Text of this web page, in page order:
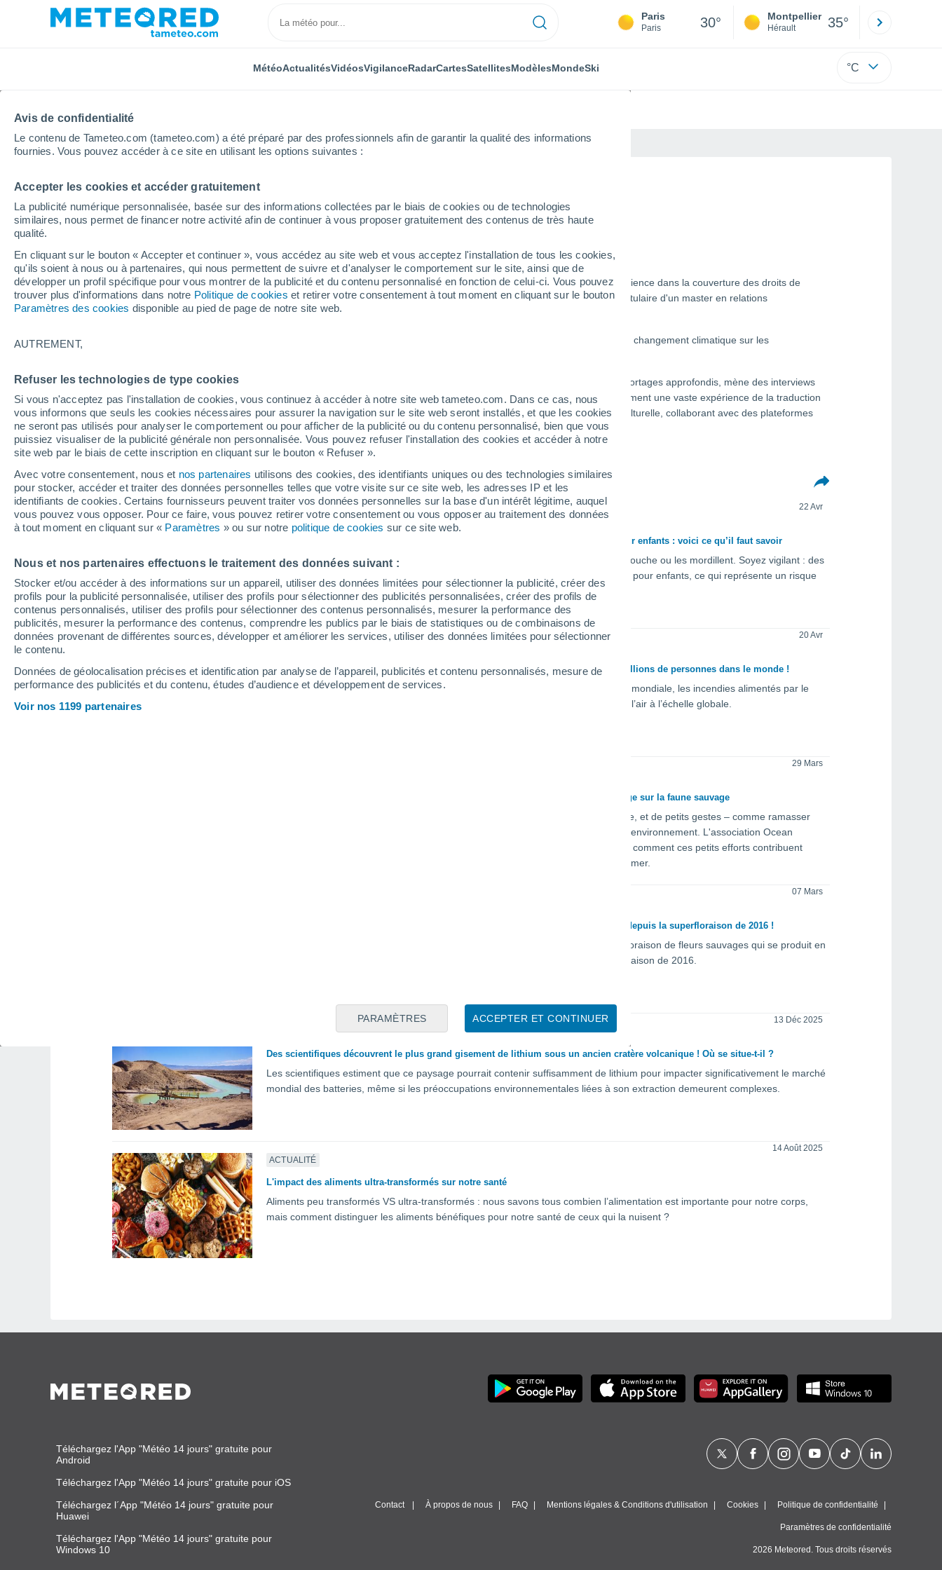
Avis de confidentialité
Le contenu de Tameteo.com (tameteo.com) a été préparé par des professionnels afin de garantir la qualité des informations
fournies. Vous pouvez accéder à ce site en utilisant les options suivantes :
Accepter les cookies et accéder gratuitement
La publicité numérique personnalisée, basée sur des informations collectées par le biais de cookies ou de technologies
similaires, nous permet de financer notre activité afin de continuer à vous proposer gratuitement des contenus de très haute
qualité.
En cliquant sur le bouton « Accepter et continuer », vous accédez au site web et vous acceptez l'installation de tous les cookies,
qu'ils soient à nous ou à partenaires, qui nous permettent de suivre et d'analyser le comportement sur le site, ainsi que de
développer un profil spécifique pour vous montrer de la publicité et du contenu personnalisé en fonction de celui-ci. Vous pouvez
trouver plus d'informations dans notre Politique de cookies et retirer votre consentement à tout moment en cliquant sur le bouton
Paramètres des cookies disponible au pied de page de notre site web.
AUTREMENT,
Refuser les technologies de type cookies
Si vous n'acceptez pas l'installation de cookies, vous continuez à accéder à notre site web tameteo.com. Dans ce cas, nous
vous informons que seuls les cookies nécessaires pour assurer la navigation sur le site web seront installés, et que les cookies
ne seront pas utilisés pour analyser le comportement ou pour afficher de la publicité ou du contenu personnalisé, bien que vous
puissiez visualiser de la publicité générale non personnalisée. Vous pouvez refuser l'installation des cookies et accéder à notre
site web par le biais de cette inscription en cliquant sur le bouton « Refuser ».
Avec votre consentement, nous et nos partenaires utilisons des cookies, des identifiants uniques ou des technologies similaires
pour stocker, accéder et traiter des données personnelles telles que votre visite sur ce site web, les adresses IP et les
identifiants de cookies. Certains fournisseurs peuvent traiter vos données personnelles sur la base d'un intérêt légitime, auquel
vous pouvez vous opposer. Pour ce faire, vous pouvez retirer votre consentement ou vous opposer au traitement des données
à tout moment en cliquant sur « Paramètres » ou sur notre politique de cookies sur ce site web.
Nous et nos partenaires effectuons le traitement des données suivant :
Stocker et/ou accéder à des informations sur un appareil, utiliser des données limitées pour sélectionner la publicité, créer des
profils pour la publicité personnalisée, utiliser des profils pour sélectionner des publicités personnalisées, créer des profils de
contenus personnalisés, utiliser des profils pour sélectionner des contenus personnalisés, mesurer la performance des
publicités, mesurer la performance des contenus, comprendre les publics par le biais de statistiques ou de combinaisons de
données provenant de différentes sources, développer et améliorer les services, utiliser des données limitées pour sélectionner
le contenu.
Données de géolocalisation précises et identification par analyse de l’appareil, publicités et contenu personnalisés, mesure de
performance des publicités et du contenu, études d’audience et développement de services.
Voir nos 1199 partenaires
ACCEPTER ET CONTINUER
PARAMÈTRES
Paris
Paris 30° Montpellier
Hérault 35°
MétéoActualitésVidéosVigilanceRadarCartesSatellitesModèlesMondeSki °C
Accueil À propos de nous L’Équipe Fawzia Ahsan
Fawzia Ahsan
Journaliste er rédactrice - 6 articles
Fawzia Ahsan est journaliste multimédia, chercheuse et spécialiste de la communication avec plus de dix ans d'expérience dans la couverture des droits de
l'homme, des relations internationales et de l'actualité politique en Iran, en Afghanistan et au Moyen-Orient. Elle est titulaire d'un master en relations
internationales et d'une double licence en études internationales et en langue et littérature anglaises.
Fawzia a grandi en Afghanistan et vit aujourd'hui en Virginie, aux États-Unis. Elle a fait des reportages sur l'impact du changement climatique sur les
Depuis 2005, elle collabore avec Voice of America (VOA) et Radio Free Europe/ Radio Liberty, où elle réalise des reportages approfondis, mène des interviews
avec des experts et crée des contenus multimédia. De langue maternelle persane (farsi/dari), Fawzia possède également une vaste expérience de la traduction
entre le persan et l'anglais. Récemment, elle s'est concentrée sur la narration numérique et la communication interculturelle, collaborant avec des plateformes
destinées à un public international.
Articles de Fawzia Ahsan
ACTUALITÉ
22 Avr
Une nouvelle étude révèle des niveaux dangereux de plomb dans les vêtements pour enfants : voici ce qu’il faut savoir
Vous avez peut-être remarqué que certains enfants portent leurs vêtements à la bouche ou les mordillent. Soyez vigilant : des
études récentes ont détecté des niveaux dangereux de plomb dans les vêtements pour enfants, ce qui représente un risque
sérieux pour leur santé.
20 Avr
La pollution de l’air liée au changement climatique et aux incendies menace des millions de personnes dans le monde !
Selon un nouveau rapport, la pollution de l’air menace la majorité de la population mondiale, les incendies alimentés par le
changement climatique jouant un rôle majeur dans la dégradation de la qualité de l’air à l’échelle globale.
29 Mars
Chaque bouteille en plastique compte : mesurez l’impact de votre nettoyage de plage sur la faune sauvage
Nous sommes nombreux à connaître les méfaits du plastique sur la faune sauvage, et de petits gestes – comme ramasser
quelques bouchons de bouteille – peuvent réduire son impact sur les animaux et l'environnement. L'association Ocean
Conservancy a lancé le Wildlife Impact Calculator, un outil qui montre précisément comment ces petits efforts contribuent
réellement à la protection d'espèces comme les tortues marines et les oiseaux de mer.
07 Mars
Les experts confirment : la floraison 2026 dans la vallée de la Mort est la meilleure depuis la superfloraison de 2016 !
Le parc national de la vallée de la Mort est rempli de couleurs grâce à la grande floraison de fleurs sauvages qui se produit en
mars 2026. Il s’agit du spectacle le plus vibrant du parc depuis la célèbre superfloraison de 2016.
13 Déc 2025
Des scientifiques découvrent le plus grand gisement de lithium sous un ancien cratère volcanique ! Où se situe-t-il ?
Les scientifiques estiment que ce paysage pourrait contenir suffisamment de lithium pour impacter significativement le marché
mondial des batteries, même si les préoccupations environnementales liées à son extraction demeurent complexes.
ACTUALITÉ
14 Août 2025
L'impact des aliments ultra-transformés sur notre santé
Aliments peu transformés VS ultra-transformés : nous savons tous combien l’alimentation est importante pour notre corps,
mais comment distinguer les aliments bénéfiques pour notre santé de ceux qui la nuisent ?
Téléchargez l'App "Météo 14 jours" gratuite pour
Android
Téléchargez l'App "Météo 14 jours" gratuite pour iOS
Téléchargez l´App "Météo 14 jours" gratuite pour
Huawei
Téléchargez l'App "Météo 14 jours" gratuite pour
Windows 10
Contact À propos de nous FAQ Mentions légales & Conditions d'utilisation Cookies Politique de confidentialité
Paramètres de confidentialité
2026 Meteored. Tous droits réservés